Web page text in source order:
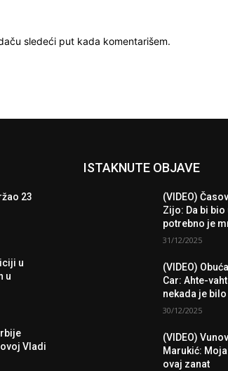
sledeći put kada komentarišem.
23
u
u
Vladi
ISTAKNUTE OBJAVE
(VIDEO)
Zijo: Da bi
potrebno je
31/12/2025
(VIDEO)
Car: Ahte-
nekada je
30/12/2025
(VIDEO)
Marukić:
ovaj zanat